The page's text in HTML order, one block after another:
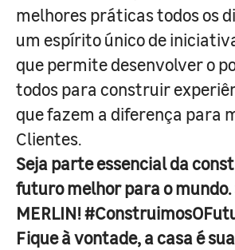
melhores práticas todos os
um espírito único de
que permite desenvolver o
todos para construir
que fazem a diferença para
Clientes.
Seja parte essencial da
futuro melhor para o mundo.
MERLIN!
Fique à vontade, a casa é